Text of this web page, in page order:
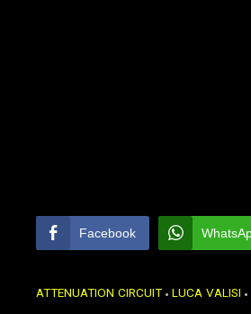
Facebook
ATTENUATION CIRCUIT LUCA VALISI